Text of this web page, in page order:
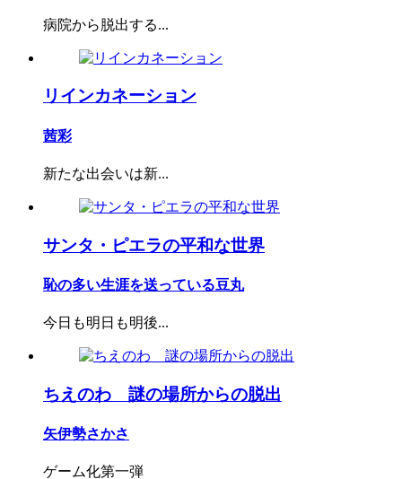
病院から脱出する...
リインカネーション
茜彩
新たな出会いは新...
サンタ・ピエラの平和な世界
恥の多い生涯を送っている豆丸
今日も明日も明後...
ちえのわ 謎の場所からの脱出
矢伊勢さかさ
ゲーム化第一弾